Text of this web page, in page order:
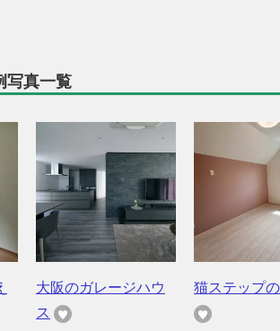
写真一覧
大阪のガレージハウ
ス
猫ステップ